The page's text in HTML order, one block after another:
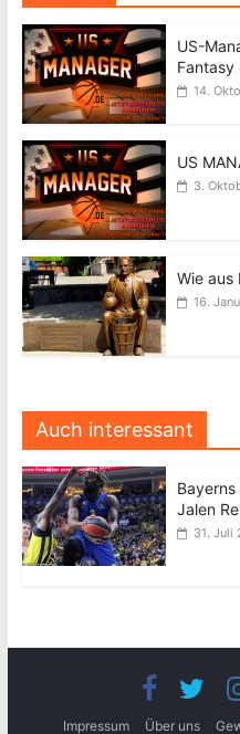
US-
Fantasy
14.
US
3.
Wie aus
16.
Auch interessant
Jalen
31. Juli
Impressum Über uns